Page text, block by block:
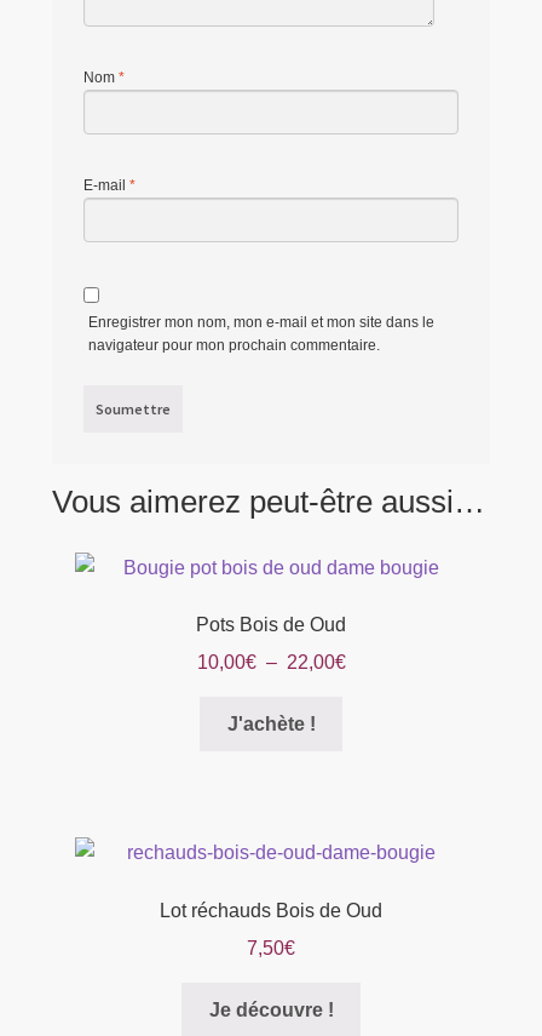
Nom *
E-mail *
Enregistrer mon nom, mon e-mail et mon site dans le
navigateur pour mon prochain commentaire.
Vous aimerez peut-être aussi…
Pots Bois de Oud
10,00€ – 22,00€Plage
J'achète !
Les
peuvent
Lot réchauds Bois de Oud
7,50€
Je découvre !